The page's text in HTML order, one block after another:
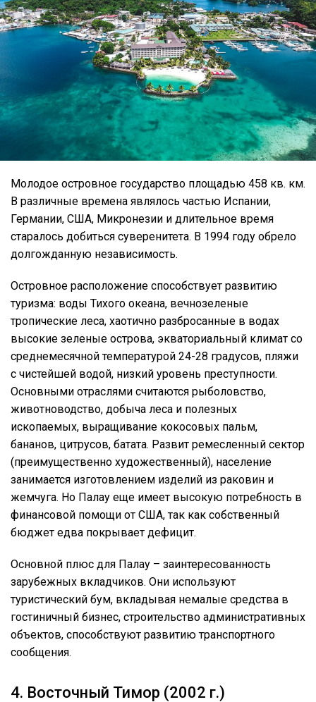
Молодое островное государство площадью 458 кв. км.
В различные времена являлось частью Испании,
Германии, США, Микронезии и длительное время
старалось добиться суверенитета. В 1994 году обрело
долгожданную независимость.
Островное расположение способствует развитию
туризма: воды Тихого океана, вечнозеленые
тропические леса, хаотично разбросанные в водах
высокие зеленые острова, экваториальный климат со
среднемесячной температурой 24-28 градусов, пляжи
с чистейшей водой, низкий уровень преступности.
Основными отраслями считаются рыболовство,
животноводство, добыча леса и полезных
ископаемых, выращивание кокосовых пальм,
бананов, цитрусов, батата. Развит ремесленный сектор
(преимущественно художественный), население
занимается изготовлением изделий из раковин и
жемчуга. Но Палау еще имеет высокую потребность в
финансовой помощи от США, так как собственный
бюджет едва покрывает дефицит.
Основной плюс для Палау – заинтересованность
зарубежных вкладчиков. Они используют
туристический бум, вкладывая немалые средства в
гостиничный бизнес, строительство административных
объектов, способствуют развитию транспортного
сообщения.
4. Восточный Тимор (2002 г.)